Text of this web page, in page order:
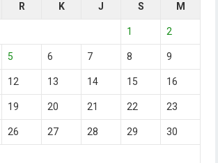
R K J S M
1 2
5 6 7 8 9
12 13 14 15 16
19 20 21 22 23
26 27 28 29 30